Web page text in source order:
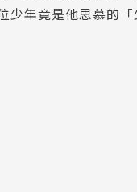
少年竟是他思慕的「